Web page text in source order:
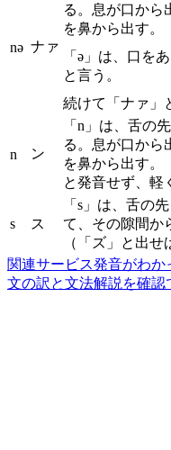
nə ナァ
る。息が口から
を鼻から出す。
「ə」は、口を
と言う。
続けて「ナァ」
n ン
「n」は、舌の
る。息が口から
を鼻から出す。
と発音せず、軽
s ス
「s」は、舌の
て、その隙間か
（「ズ」と出せ
関連サービス発音がわか
文の訳と文法解説を確認